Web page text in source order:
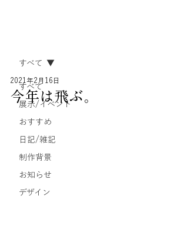
すべて
展示/イベント
おすすめ
日記/雑記
制作背景
お知らせ
デザイン
すべて
今年は飛ぶ。
2021年2月16日